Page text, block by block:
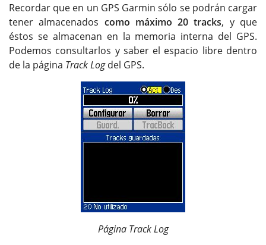
Recordar que en un GPS Garmin sólo se podrán cargar
tener almacenados como máximo 20 tracks, y que
éstos se almacenan en la memoria interna del GPS.
Podemos consultarlos y saber el espacio libre dentro
de la página Track Logdel GPS.
Página Track Log